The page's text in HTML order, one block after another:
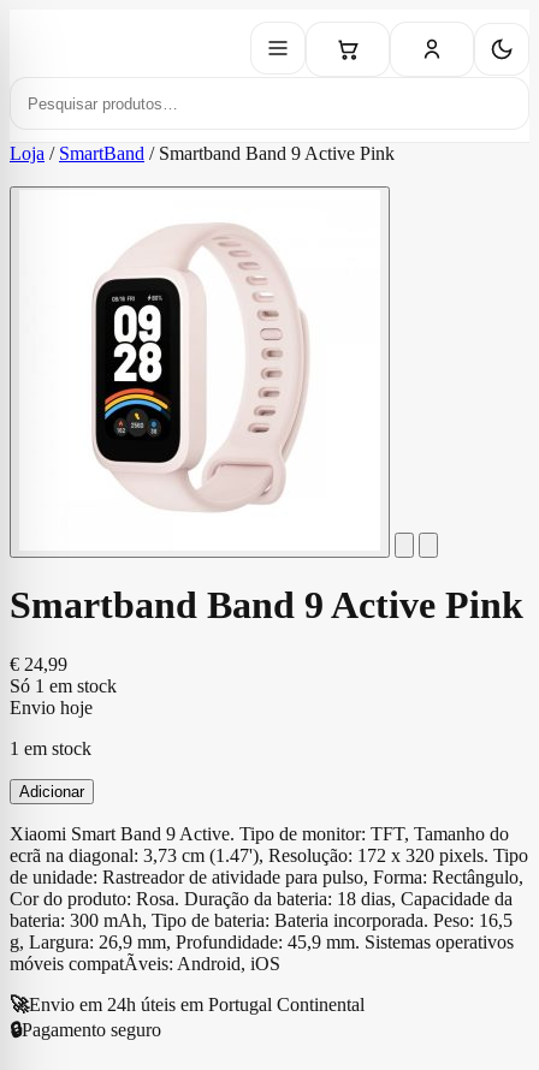
Loja / SmartBand / Smartband Band 9 Active Pink
Smartband Band 9 Active Pink
€ 24,99
Só 1 em stock
Envio hoje
1 em stock
Adicionar
Xiaomi Smart Band 9 Active. Tipo de monitor: TFT, Tamanho do
ecrã na diagonal: 3,73 cm (1.47'), Resolução: 172 x 320 pixels. Tipo
de unidade: Rastreador de atividade para pulso, Forma: Rectângulo,
Cor do produto: Rosa. Duração da bateria: 18 dias, Capacidade da
bateria: 300 mAh, Tipo de bateria: Bateria incorporada. Peso: 16,5
g, Largura: 26,9 mm, Profundidade: 45,9 mm. Sistemas operativos
móveis compatÃ­veis: Android, iOS
🚀Envio em 24h úteis em Portugal Continental
🔒Pagamento seguro